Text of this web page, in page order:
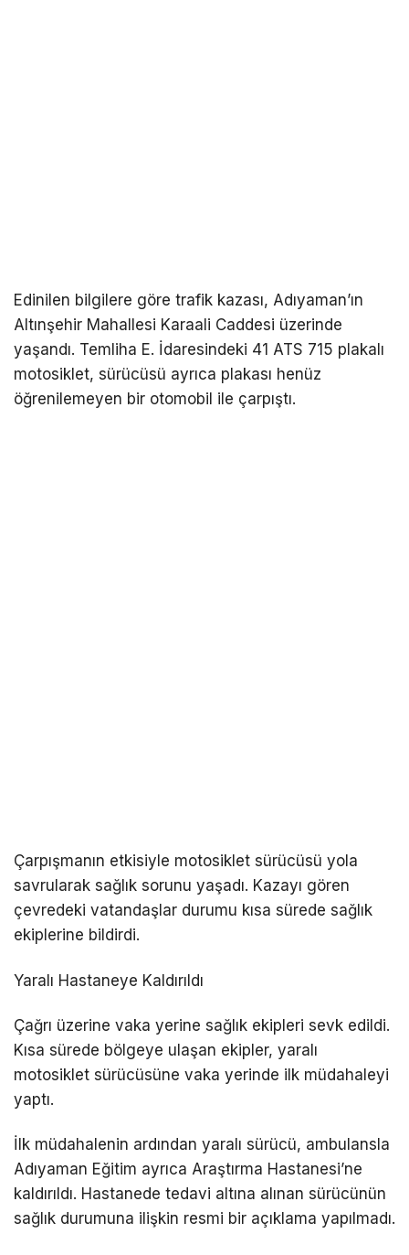
Edinilen bilgilere göre trafik kazası, Adıyaman’ın
Altınşehir Mahallesi Karaali Caddesi üzerinde
yaşandı. Temliha E. İdaresindeki 41 ATS 715 plakalı
motosiklet, sürücüsü ayrıca plakası henüz
öğrenilemeyen bir otomobil ile çarpıştı.
Çarpışmanın etkisiyle motosiklet sürücüsü yola
savrularak sağlık sorunu yaşadı. Kazayı gören
çevredeki vatandaşlar durumu kısa sürede sağlık
ekiplerine bildirdi.
Yaralı Hastaneye Kaldırıldı
Çağrı üzerine vaka yerine sağlık ekipleri sevk edildi.
Kısa sürede bölgeye ulaşan ekipler, yaralı
motosiklet sürücüsüne vaka yerinde ilk müdahaleyi
yaptı.
İlk müdahalenin ardından yaralı sürücü, ambulansla
Adıyaman Eğitim ayrıca Araştırma Hastanesi’ne
kaldırıldı. Hastanede tedavi altına alınan sürücünün
sağlık durumuna ilişkin resmi bir açıklama yapılmadı.